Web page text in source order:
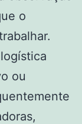
o
ou